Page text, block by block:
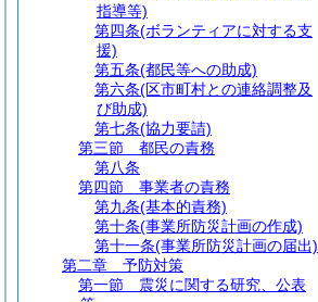
指導等)
第四条(ボランティアに対する支
援)
第五条(都民等への助成)
第六条(区市町村との連絡調整及
び助成)
第七条(協力要請)
第三節
都民の責務
第八条
第四節
事業者の責務
第九条(基本的責務)
第十条(事業所防災計画の作成)
第十一条(事業所防災計画の届出)
第二章
予防対策
第一節
震災に関する研究、公表